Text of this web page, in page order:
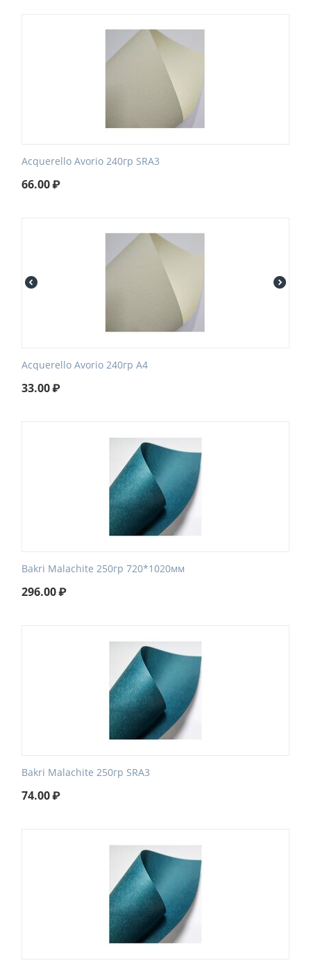
Acquerello Avorio 240гр SRA3
66.00₽
Acquerello Avorio 240гр А4
33.00₽
Bakri Malachite 250гр 720*1020мм
296.00₽
Bakri Malachite 250гр SRA3
74.00₽